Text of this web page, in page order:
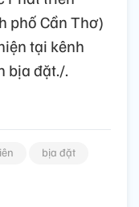
phố Cần Thơ)
tại kênh
bịa đặt./.
bịa đặt